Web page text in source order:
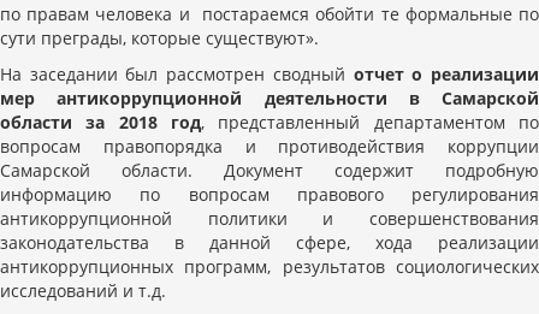
по правам человека и постараемся обойти те формальные по
сути преграды, которые существуют».
На заседании был рассмотрен сводный отчет о реализации
мер антикоррупционной деятельности в Самарской
области за 2018 год, представленный департаментом по
вопросам правопорядка и противодействия коррупции
Самарской области. Документ содержит подробную
информацию по вопросам правового регулирования
антикоррупционной политики и совершенствования
законодательства в данной сфере, хода реализации
антикоррупционных программ, результатов социологических
исследований и т.д.